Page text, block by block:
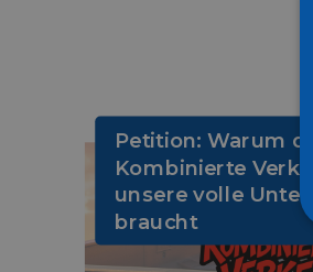
Petition: Warum
Kombinierte
unsere volle
braucht